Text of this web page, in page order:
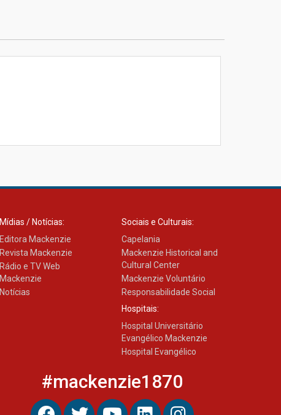
Mídias / Notícias:
Editora Mackenzie
Revista Mackenzie
Rádio e TV Web
Mackenzie
Notícias
Sociais e Culturais:
Capelania
Mackenzie Historical and
Cultural Center
Mackenzie Voluntário
Responsabilidade Social
Hospitais:
Hospital Universitário
Evangélico Mackenzie
Hospital Evangélico
#mackenzie1870